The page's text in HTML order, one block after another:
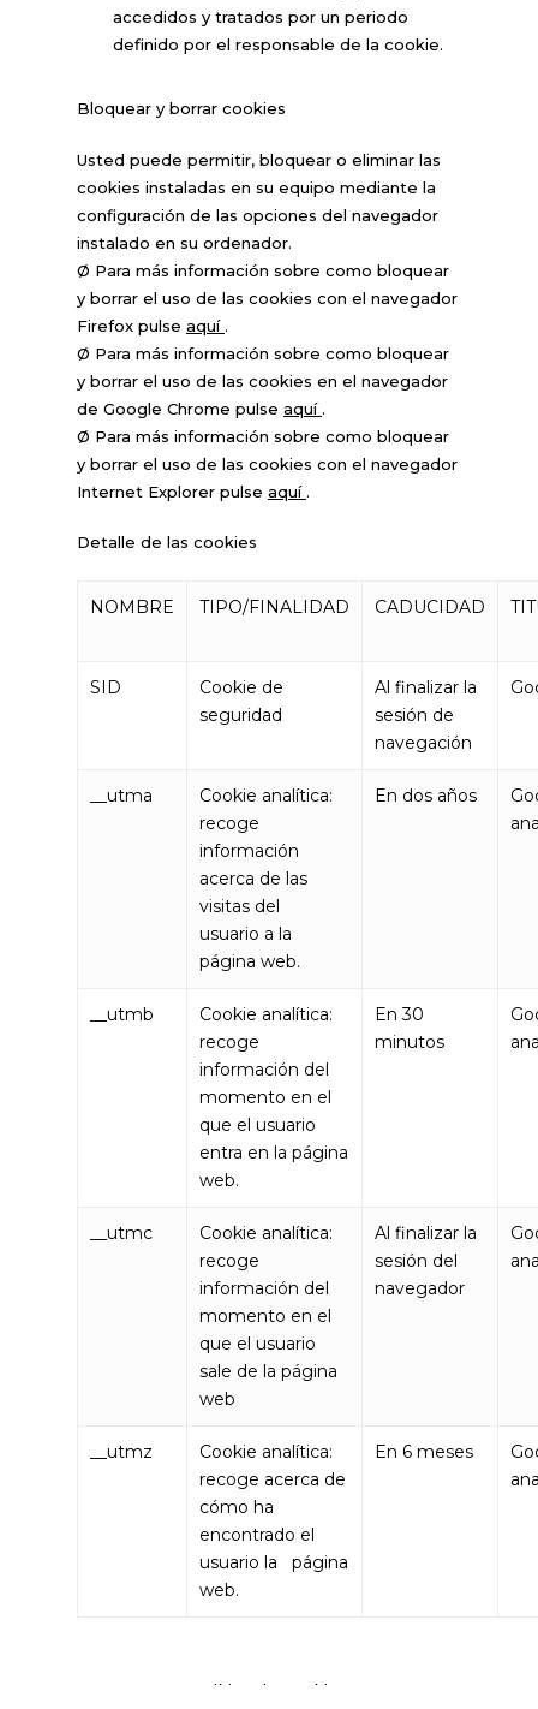
accedidos y tratados por un periodo
definido por el responsable de la cookie.
Bloquear y borrar cookies
Usted puede permitir, bloquear o eliminar las
cookies instaladas en su equipo mediante la
configuración de las opciones del navegador
instalado en su ordenador.
Ø Para más información sobre como bloquear
y borrar el uso de las cookies con el navegador
Firefox pulse aquí .
Ø Para más información sobre como bloquear
y borrar el uso de las cookies en el navegador
de Google Chrome pulse aquí .
Ø Para más información sobre como bloquear
y borrar el uso de las cookies con el navegador
Internet Explorer pulse aquí .
Detalle de las cookies
NOMBRE TIPO/FINALIDAD CADUCIDAD
SID
Cookie de
seguridad
Al finalizar la
sesión de
navegación
__utma
Cookie analítica:
recoge
información
acerca de las
visitas del
usuario a la
página web.
En dos años
__utmb
Cookie analítica:
recoge
información del
momento en el
que el usuario
entra en la página
web.
En 30
minutos
__utmc
Cookie analítica:
recoge
información del
momento en el
que el usuario
sale de la página
web
Al finalizar la
sesión del
navegador
__utmz
Cookie analítica:
recoge acerca de
cómo ha
encontrado el
usuario la página
web.
En 6 meses
Política de Cookies